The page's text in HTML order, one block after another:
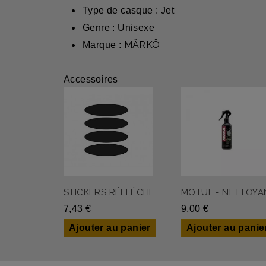
Type de casque : Jet
Genre : Unisexe
Marque : MÂRKÖ
Accessoires
STICKERS RÉFLÉCHI...
7,43 €
Ajouter au panier
MOTUL -
9,00 €
Ajouter au